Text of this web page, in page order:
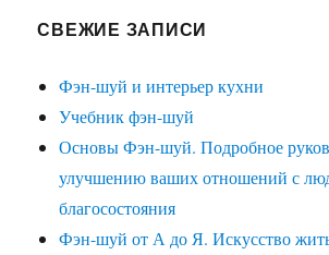
СВЕЖИЕ ЗАПИСИ
Фэн-шуй и интерьер кухни
Учебник фэн-шуй
Основы Фэн-шуй. Подробное
улучшению ваших отношений с
благосостояния
Фэн-шуй от А до Я. Искусство